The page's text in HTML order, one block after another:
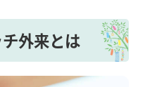
外来とは